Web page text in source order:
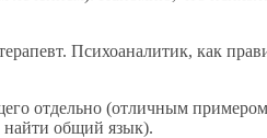
Психоаналитик, как
отдельно (отличным
найти общий язык).